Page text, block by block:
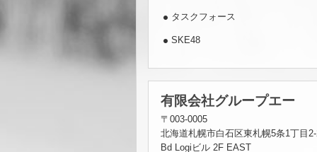
タスクフォース
SKE48
有限会社グループエー
〒003-0005
北海道札幌市白石区東札幌5条1丁目
Bd Logiビル 2F EAST